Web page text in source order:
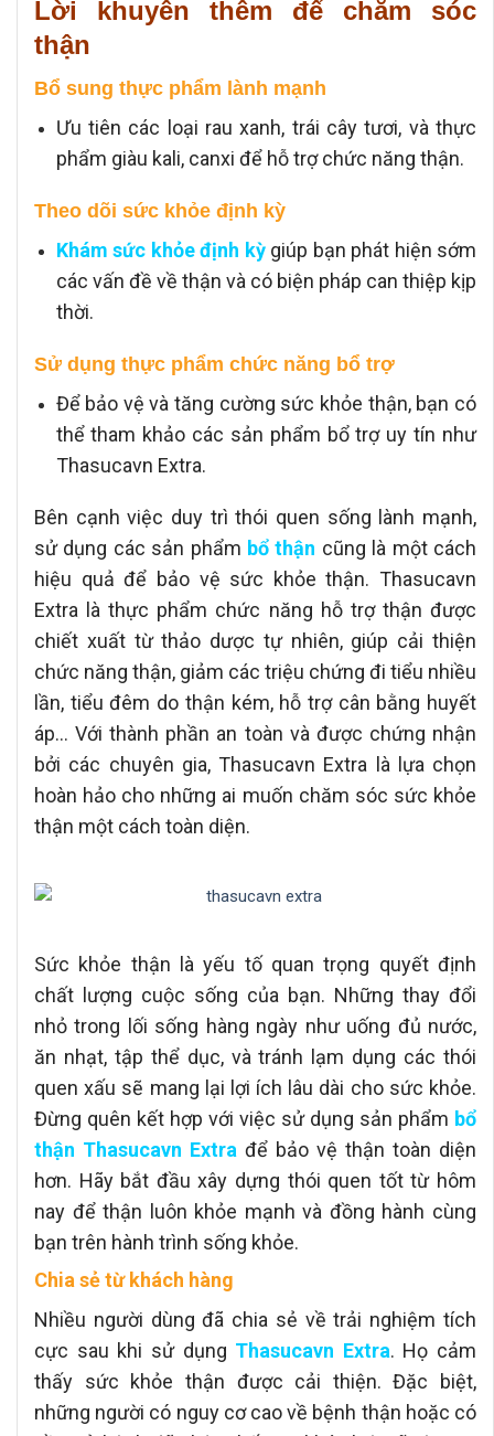
Lời khuyên thêm để chăm sóc
thận
Bổ sung thực phẩm lành mạnh
Ưu tiên các loại rau xanh, trái cây tươi, và thực
phẩm giàu kali, canxi để hỗ trợ chức năng thận.
Theo dõi sức khỏe định kỳ
Khám sức khỏe định kỳgiúp bạn phát hiện sớm
các vấn đề về thận và có biện pháp can thiệp kịp
thời.
Sử dụng thực phẩm chức năng bổ trợ
Để bảo vệ và tăng cường sức khỏe thận, bạn có
thể tham khảo các sản phẩm bổ trợ uy tín như
Thasucavn Extra.
Bên cạnh việc duy trì thói quen sống lành mạnh,
sử dụng các sản phẩm bổ thận cũng là một cách
hiệu quả để bảo vệ sức khỏe thận. Thasucavn
Extra là thực phẩm chức năng hỗ trợ thận được
chiết xuất từ thảo dược tự nhiên, giúp cải thiện
chức năng thận, giảm các triệu chứng đi tiểu nhiều
lần, tiểu đêm do thận kém, hỗ trợ cân bằng huyết
áp… Với thành phần an toàn và được chứng nhận
bởi các chuyên gia, Thasucavn Extra là lựa chọn
hoàn hảo cho những ai muốn chăm sóc sức khỏe
thận một cách toàn diện.
Sức khỏe thận là yếu tố quan trọng quyết định
chất lượng cuộc sống của bạn. Những thay đổi
nhỏ trong lối sống hàng ngày như uống đủ nước,
ăn nhạt, tập thể dục, và tránh lạm dụng các thói
quen xấu sẽ mang lại lợi ích lâu dài cho sức khỏe.
Đừng quên kết hợp với việc sử dụng sản phẩm bổ
thận Thasucavn Extra để bảo vệ thận toàn diện
hơn. Hãy bắt đầu xây dựng thói quen tốt từ hôm
nay để thận luôn khỏe mạnh và đồng hành cùng
bạn trên hành trình sống khỏe.
Chia sẻ từ khách hàng
Nhiều người dùng đã chia sẻ về trải nghiệm tích
cực sau khi sử dụng Thasucavn Extra. Họ cảm
thấy sức khỏe thận được cải thiện. Đặc biệt,
những người có nguy cơ cao về bệnh thận hoặc có